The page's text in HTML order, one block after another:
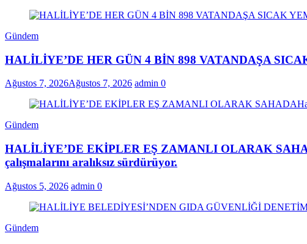
Gündem
HALİLİYE’DE HER GÜN 4 BİN 898 VATANDAŞA
Ağustos 7, 2026Ağustos 7, 2026 admin 0
Gündem
HALİLİYE’DE EKİPLER EŞ ZAMANLI OLARAK
çalışmalarını aralıksız sürdürüyor.
Ağustos 5, 2026 admin 0
Gündem